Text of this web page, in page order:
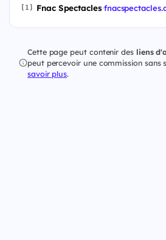
[1] Fnac Spectacles·
Cette page peut contenir des liens
peut percevoir une commission sans
savoir plus.